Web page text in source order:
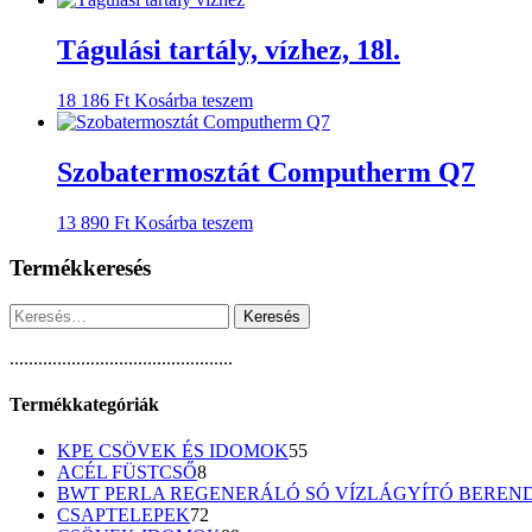
Tágulási tartály, vízhez, 18l.
18 186 Ft Kosárba teszem
Szobatermosztát Computherm Q7
13 890 Ft Kosárba teszem
Termékkeresés
Keresés:
...............................................
Termékkategóriák
KPE CSÖVEK ÉS IDOMOK5555
ACÉL FÜSTCSŐ88
termék
BWT PERLA REGENERÁLÓ SÓ VÍZLÁGYÍTÓ
CSAPTELEPEK72